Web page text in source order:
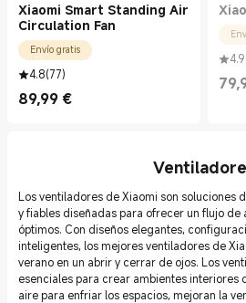
Xiaomi Smart Standing Air
Circulation Fan
Envío gratis
4.8(77)
89,99 €
Current Price €89.99
4.9
Los ventiladores de Xiaomi son soluciones
y fiables diseñadas para ofrecer un flujo de
óptimos. Con diseños elegantes,
inteligentes, los mejores ventiladores de
verano en un abrir y cerrar de ojos. Los
esenciales para crear ambientes interiores
aire para enfriar los espacios, mejoran la